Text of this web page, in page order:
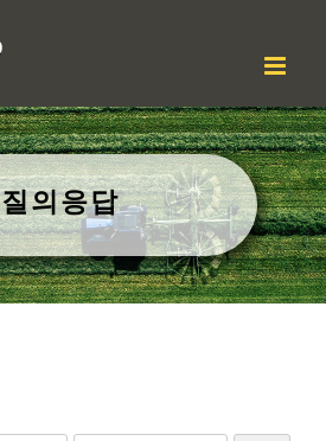
질의응답